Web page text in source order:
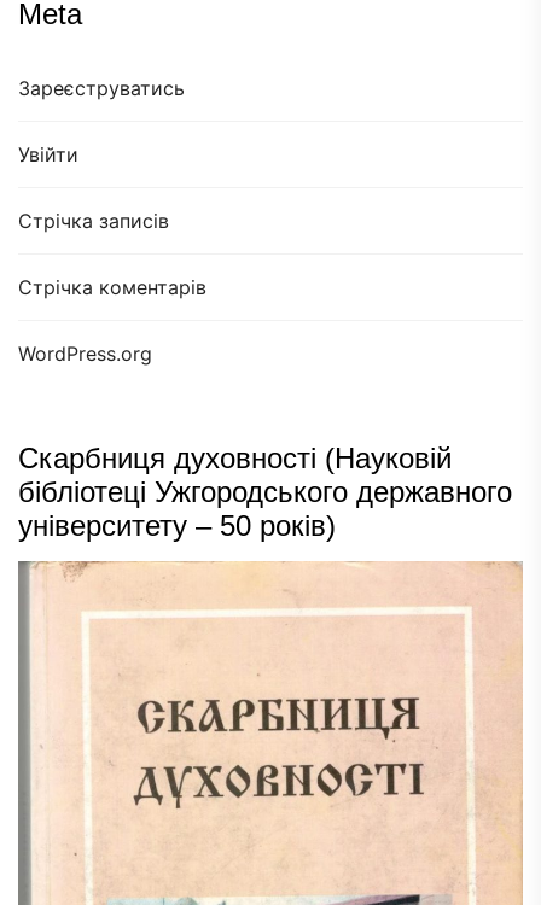
Meta
Зареєструватись
Увійти
Стрічка записів
Стрічка коментарів
WordPress.org
Скарбниця духовності (Науковій
бібліотеці Ужгородського державного
університету – 50 років)